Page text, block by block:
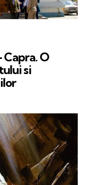
Capra. O
si